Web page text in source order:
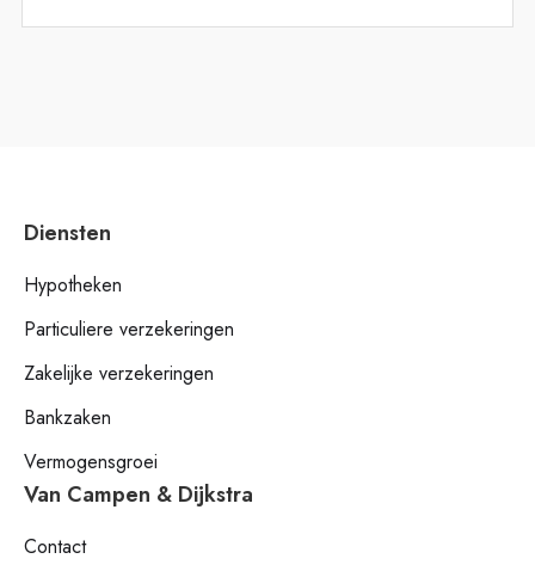
Diensten
Hypotheken
Particuliere verzekeringen
Zakelijke verzekeringen
Bankzaken
Vermogensgroei
Van Campen & Dijkstra
Contact